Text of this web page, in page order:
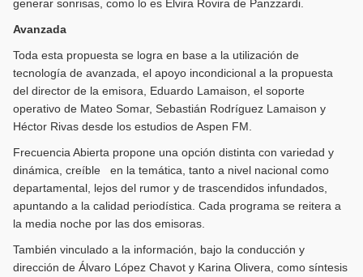
generar sonrisas, como lo es Elvira Rovira de Panzzardi.
Avanzada
Toda esta propuesta se logra en base a la utilización de
tecnología de avanzada, el apoyo incondicional a la propuesta
del director de la emisora, Eduardo Lamaison, el soporte
operativo de Mateo Somar, Sebastián Rodríguez Lamaison y
Héctor Rivas desde los estudios de Aspen FM.
Frecuencia Abierta propone una opción distinta con variedad y
dinámica, creíble en la temática, tanto a nivel nacional como
departamental, lejos del rumor y de trascendidos infundados,
apuntando a la calidad periodística. Cada programa se reitera a
la media noche por las dos emisoras.
También vinculado a la información, bajo la conducción y
dirección de Álvaro López Chavot y Karina Olivera, como síntesis